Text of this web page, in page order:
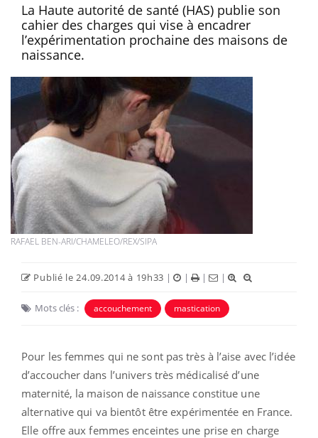
La Haute autorité de santé (HAS) publie son
cahier des charges qui vise à encadrer
l’expérimentation prochaine des maisons de
naissance.
RAFAEL BEN-ARI/CHAMELEO/REX/SIPA
Publié le 24.09.2014 à 19h33 | | | |
Mots clés : accouchement mastication
Pour les femmes qui ne sont pas très à l’aise avec l’idée
d’accoucher dans l’univers très médicalisé d’une
maternité, la maison de naissance constitue une
alternative qui va bientôt être expérimentée en France.
Elle offre aux femmes enceintes une prise en charge